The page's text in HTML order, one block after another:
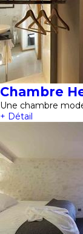
Chambre
Une chambre
+ Détail